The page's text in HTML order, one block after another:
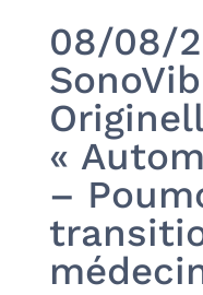
08/08/
«
–